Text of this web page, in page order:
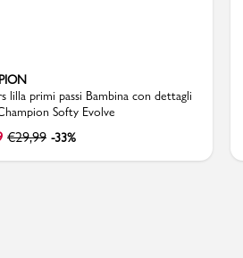
lilla primi passi Bambina con dettagli
Softy Evolve
€29,99 -33%